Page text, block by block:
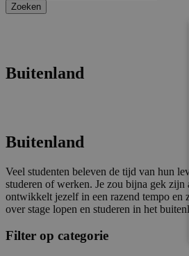
Buitenland
Buitenland
Veel studenten beleven de tijd van hun
studeren of werken. Je zou bijna gek zijn
ontwikkelt jezelf in een razend tempo en
over stage lopen en studeren in het
Filter op categorie